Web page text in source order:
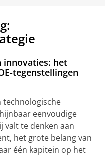
innovaties: het
tegenstellingen
technologische
eenvoudige
valt te denken aan
het grote belang van
één kapitein op het